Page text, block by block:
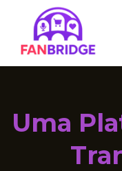
Pular para o conteúdo
Uma